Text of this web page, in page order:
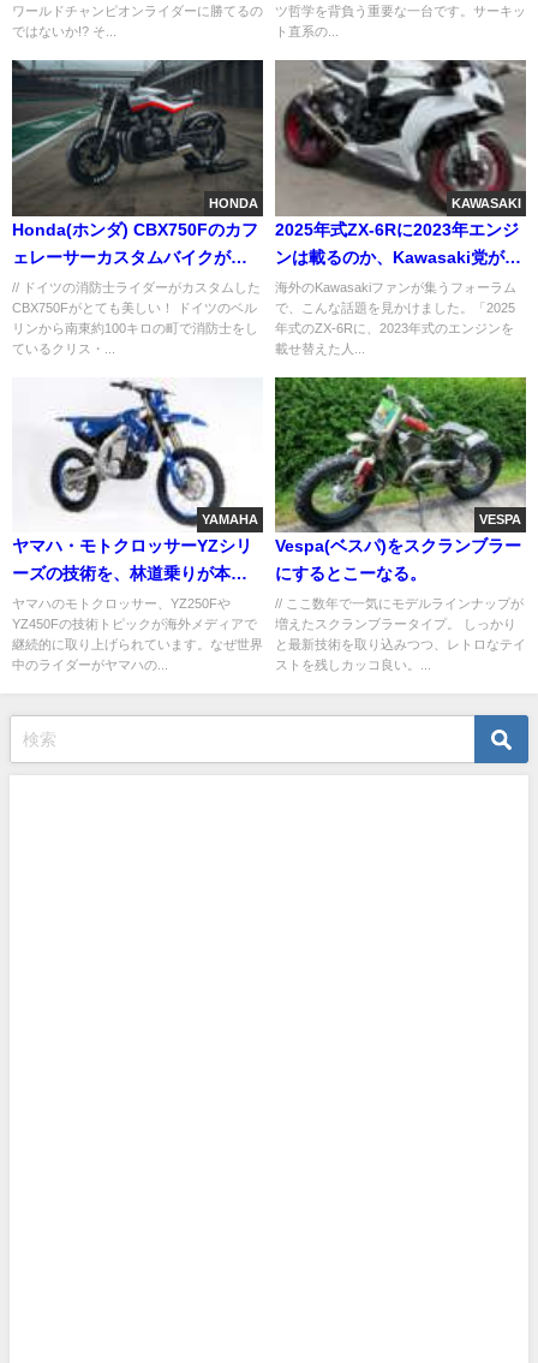
ワールドチャンピオンライダーに勝てるの
ではないか!? そ...
ツ哲学を背負う重要な一台です。サーキッ
ト直系の...
HONDA
Honda(ホンダ) CBX750Fのカフ
ェレーサーカスタムバイクが素
敵！
// ドイツの消防士ライダーがカスタムした
CBX750Fがとても美しい！ ドイツのベル
リンから南東約100キロの町で消防士をし
ているクリス・...
KAWASAKI
2025年式ZX-6Rに2023年エンジ
ンは載るのか、Kawasaki党が考
えた現実解
海外のKawasakiファンが集うフォーラム
で、こんな話題を見かけました。「2025
年式のZX-6Rに、2023年式のエンジンを
載せ替えた人...
YAMAHA
ヤマハ・モトクロッサーYZシリ
ーズの技術を、林道乗りが本気
で深掘り
ヤマハのモトクロッサー、YZ250Fや
YZ450Fの技術トピックが海外メディアで
継続的に取り上げられています。なぜ世界
中のライダーがヤマハの...
VESPA
Vespa(ベスパ)をスクランブラー
にするとこーなる。
// ここ数年で一気にモデルラインナップが
増えたスクランブラータイプ。 しっかり
と最新技術を取り込みつつ、レトロなテイ
ストを残しカッコ良い。...